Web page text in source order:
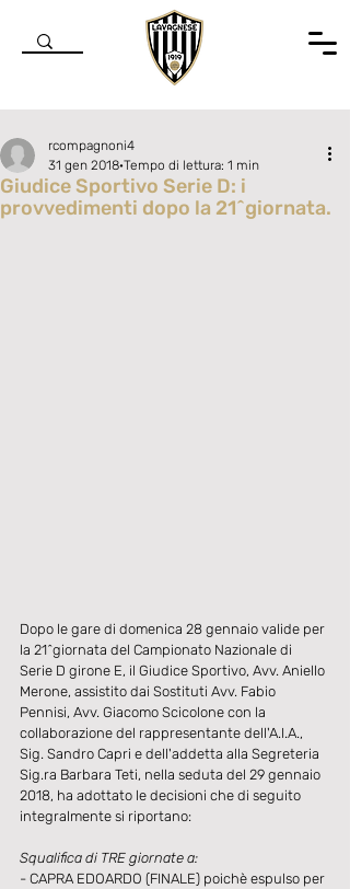
Giudice Sportivo Serie D: i
provvedimenti dopo la 21^giornata.
rcompagnoni4
31 gen 2018 Tempo di lettura: 1 min
Dopo le gare di domenica 28 gennaio valide per
la 21^giornata del Campionato Nazionale di
Serie D girone E, il Giudice Sportivo, Avv. Aniello
Merone, assistito dai Sostituti Avv. Fabio
Pennisi, Avv. Giacomo Scicolone con la
collaborazione del rappresentante dell'A.I.A.,
Sig. Sandro Capri e dell'addetta alla Segreteria
Sig.ra Barbara Teti, nella seduta del 29 gennaio
2018, ha adottato le decisioni che di seguito
integralmente si riportano:
Squalifica di TRE giornate a:
- CAPRA EDOARDO (FINALE) poichè espulso per